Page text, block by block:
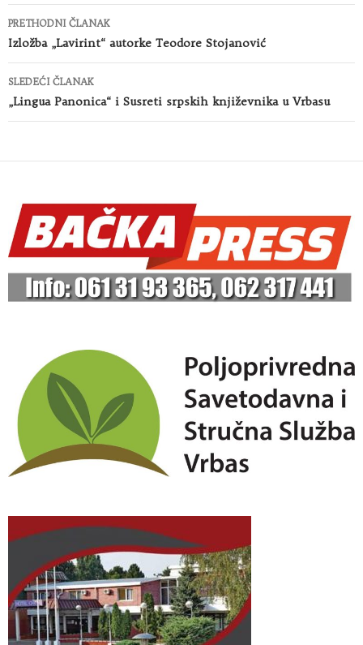
Kretanje
članaka
PRETHODNI ČLANAK
Izložba „Lavirint“ autorke Teodore Stojanović
SLEDEĆI ČLANAK
„Lingua Panonica“ i Susreti srpskih književnika u Vrbasu